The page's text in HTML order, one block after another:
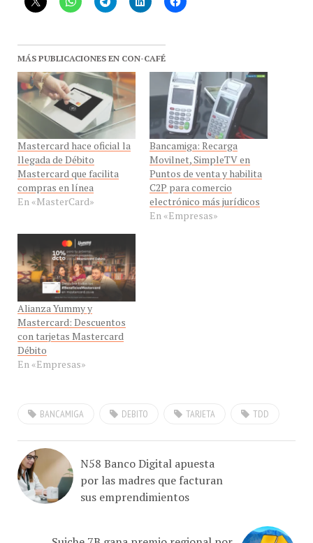
MÁS PUBLICACIONES EN CON-CAFÉ
Mastercard hace oficial la
llegada de Débito
Mastercard que facilita
compras en línea
En «MasterCard»
Bancamiga: Recarga
Movilnet, SimpleTV en
Puntos de venta y habilita
C2P para comercio
electrónico más jurídicos
En «Empresas»
Alianza Yummy y
Mastercard: Descuentos
con tarjetas Mastercard
Débito
En «Empresas»
por las madres que facturan
sus emprendimientos